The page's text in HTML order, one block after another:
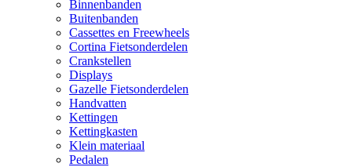
Binnenbanden
Buitenbanden
Cassettes en Freewheels
Cortina Fietsonderdelen
Crankstellen
Displays
Gazelle Fietsonderdelen
Handvatten
Kettingen
Kettingkasten
Klein materiaal
Pedalen